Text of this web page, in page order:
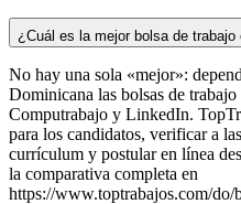
¿Cuál es la mejor bolsa de
No hay una sola «mejor»:
Dominicana las bolsas de
Computrabajo y LinkedIn.
para los candidatos, verificar a
currículum y postular en línea
la comparativa completa en
https://www.toptrabajos.com/do/